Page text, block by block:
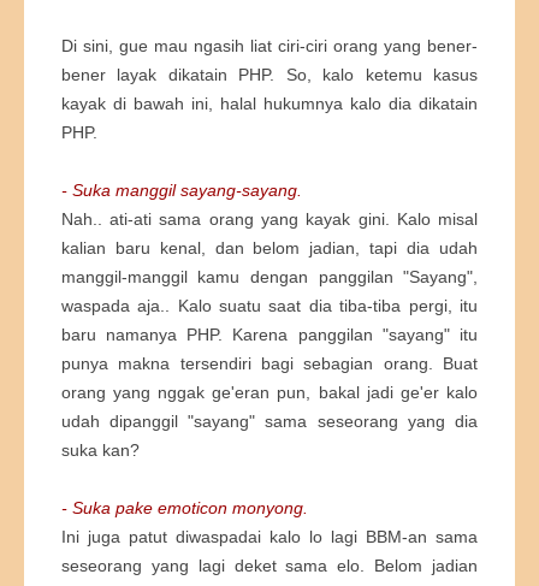
Di sini, gue mau ngasih liat ciri-ciri orang yang bener-
bener layak dikatain PHP. So, kalo ketemu kasus
kayak di bawah ini, halal hukumnya kalo dia dikatain
PHP.
- Suka manggil sayang-sayang.
Nah.. ati-ati sama orang yang kayak gini. Kalo misal
kalian baru kenal, dan belom jadian, tapi dia udah
manggil-manggil kamu dengan panggilan "Sayang",
waspada aja.. Kalo suatu saat dia tiba-tiba pergi, itu
baru namanya PHP. Karena panggilan "sayang" itu
punya makna tersendiri bagi sebagian orang. Buat
orang yang nggak ge'eran pun, bakal jadi ge'er kalo
udah dipanggil "sayang" sama seseorang yang dia
suka kan?
- Suka pake emoticon monyong.
Ini juga patut diwaspadai kalo lo lagi BBM-an sama
seseorang yang lagi deket sama elo. Belom jadian